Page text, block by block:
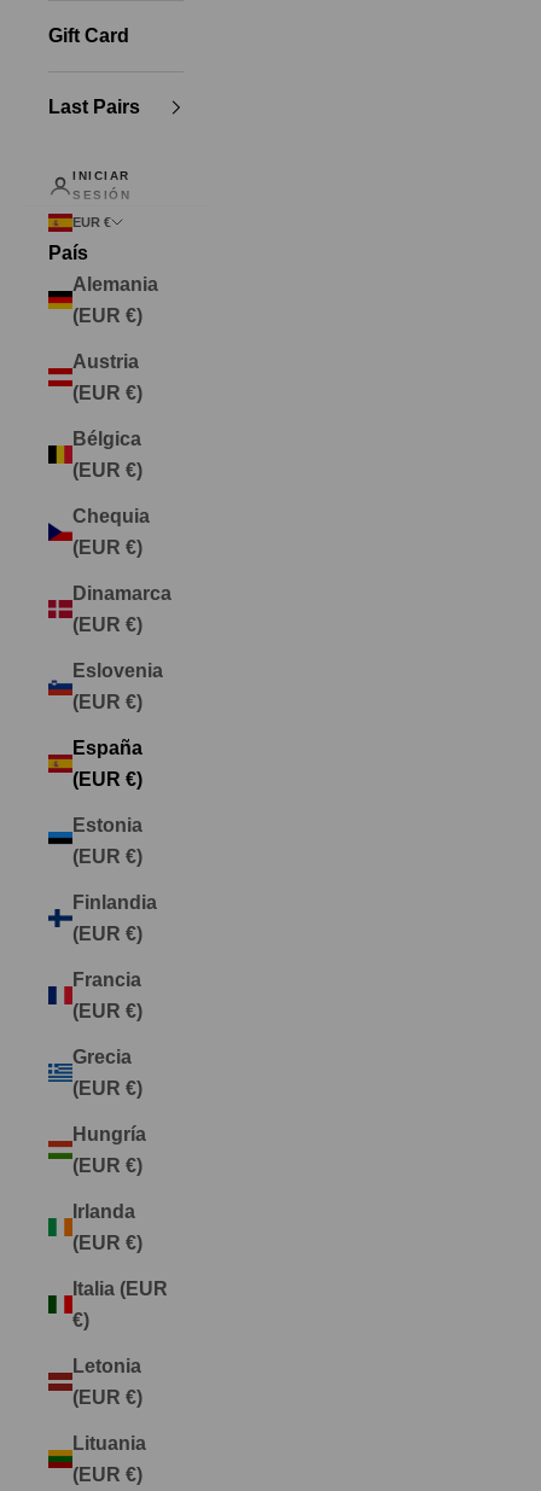
Gift Card
Last Pairs
INICIAR
SESIÓN
EUR €
País
Alemania
(EUR €)
Austria
(EUR €)
Bélgica
(EUR €)
Chequia
(EUR €)
Dinamarca
(EUR €)
Eslovenia
(EUR €)
España
(EUR €)
Estonia
(EUR €)
Finlandia
(EUR €)
Francia
(EUR €)
Grecia
(EUR €)
Hungría
(EUR €)
Irlanda
(EUR €)
Italia (EUR
€)
Letonia
(EUR €)
Lituania
(EUR €)